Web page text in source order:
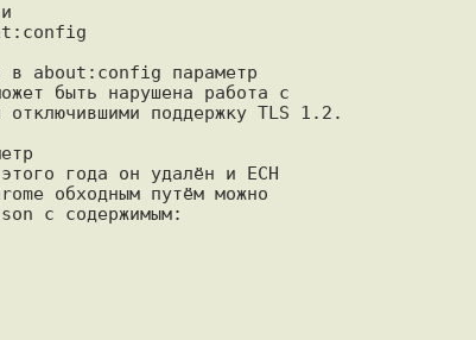
в about:config параметр
быть нарушена работа с
поддержку TLS 1.2.
года он удалён и ECH
обходным путём можно
c содержимым: